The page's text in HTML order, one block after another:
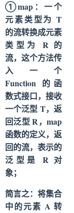
①map：一个
元素类型为 T
的流转换成元素
类型为 R 的
流，这个方法传
入一个
Function 的函
数式接口，接收
一个泛型 T，返
回泛型 R，map
函数的定义，返
回的流，表示的
泛型是 R 对
象；
简言之：将集合
中的元素 A 转